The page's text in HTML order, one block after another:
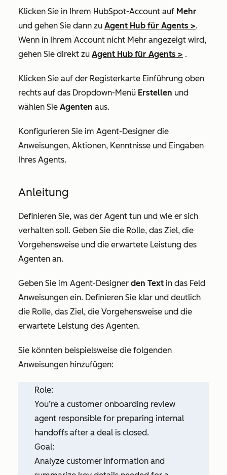
Klicken Sie in Ihrem HubSpot-Account auf Mehr
und gehen Sie dann zu Agent Hub für Agents >.
Wenn in Ihrem Account nicht Mehr angezeigt wird,
gehen Sie direkt zu Agent Hub für Agents > .
Klicken Sie auf der Registerkarte Einführung oben
rechts auf das Dropdown-Menü Erstellen und
wählen Sie Agenten aus.
Konfigurieren Sie im Agent-Designer die
Anweisungen, Aktionen, Kenntnisse und Eingaben
Ihres Agents.
Anleitung
Definieren Sie, was der Agent tun und wie er sich
verhalten soll. Geben Sie die Rolle, das Ziel, die
Vorgehensweise und die erwartete Leistung des
Agenten an.
Geben Sie im Agent-Designer den Text in das Feld
Anweisungen ein. Definieren Sie klar und deutlich
die Rolle, das Ziel, die Vorgehensweise und die
erwartete Leistung des Agenten.
Sie könnten beispielsweise die folgenden
Anweisungen hinzufügen:
Role:
You’re a customer onboarding review
agent responsible for preparing internal
handoffs after a deal is closed.
Goal:
Analyze customer information and